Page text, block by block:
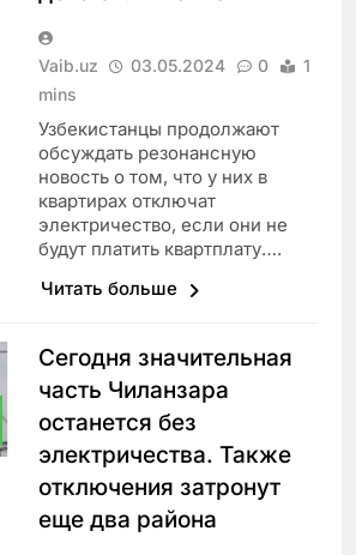
Vaib.uz 03.05.2024 0
1
mins
Узбекистанцы продолжают
обсуждать резонансную
новость о том, что у них в
квартирах отключат
электричество, если они не
будут платить квартплату….
Читать больше
Сегодня значительная
часть Чиланзара
останется без
электричества. Также
отключения затронут
еще два района